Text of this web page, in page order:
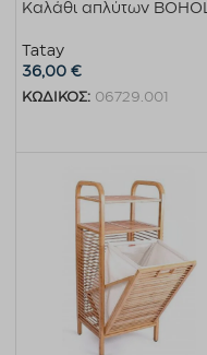
Καλάθι απλύτων BOHOL
Tatay
36,00 €
ΚΩΔΙΚΟΣ: 06729.001